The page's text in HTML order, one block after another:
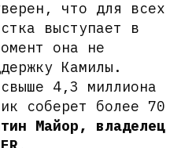
что для всех
выступает в
она не
Камилы.
4,3 миллиона
соберет более 70
Майор, владелец